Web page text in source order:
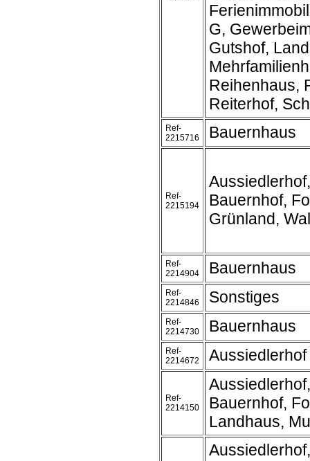
G,
Gutshof,
Reihenhaus,
Reiterhof,
Ref-
2215716
Bauernhaus
Ref-
2215194
Bauernhof,
Grünland,
Ref-
2214904
Bauernhaus
Ref-
2214846
Sonstiges
Ref-
2214730
Bauernhaus
Ref-
2214672
Aussiedlerhof
Ref-
2214150
Bauernhof,
Landhaus,